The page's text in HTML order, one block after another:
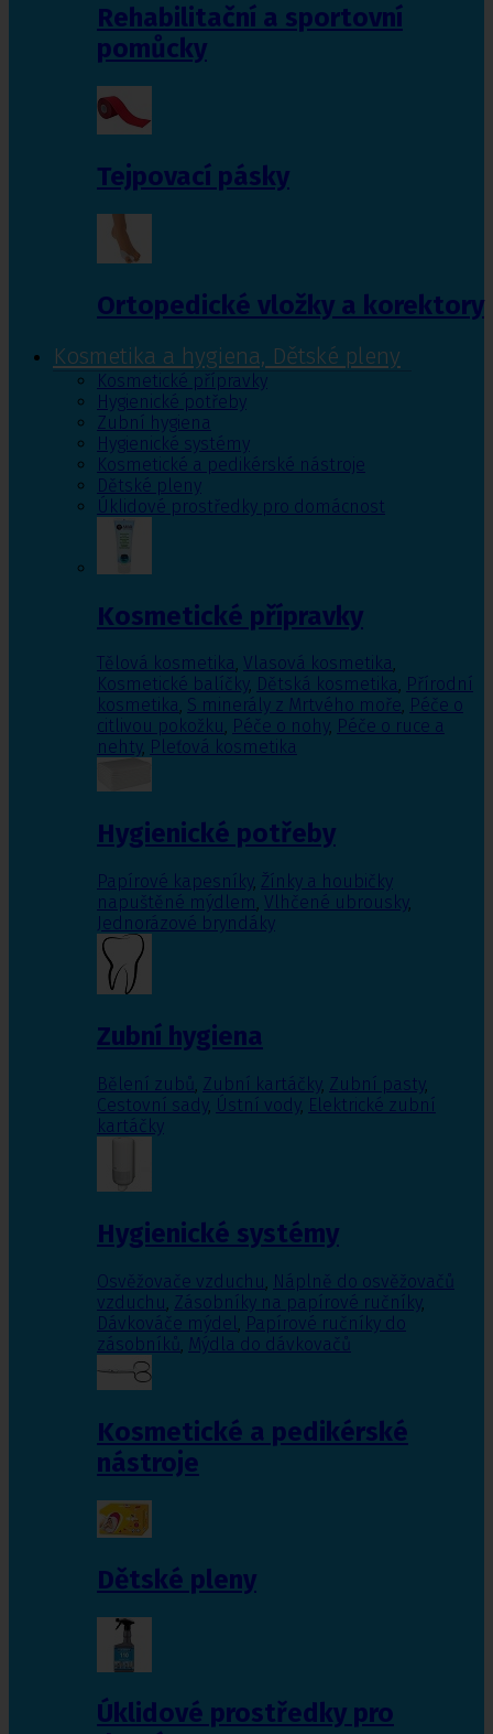
Rehabilitační a sportovní
pomůcky
Tejpovací pásky
Ortopedické vložky a korektory
Kosmetika a hygiena, Dětské pleny
Kosmetické přípravky
Hygienické potřeby
Zubní hygiena
Hygienické systémy
Kosmetické a pedikérské nástroje
Dětské pleny
Úklidové prostředky pro domácnost
Kosmetické přípravky
Tělová kosmetika, Vlasová kosmetika,
Kosmetické balíčky, Dětská kosmetika, Přírodní
kosmetika, S minerály z Mrtvého moře, Péče o
citlivou pokožku, Péče o nohy, Péče o ruce a
nehty, Pleťová kosmetika
Hygienické potřeby
Papírové kapesníky, Žínky a houbičky
napuštěné mýdlem, Vlhčené ubrousky,
Jednorázové bryndáky
Zubní hygiena
Bělení zubů, Zubní kartáčky, Zubní pasty,
Cestovní sady, Ústní vody, Elektrické zubní
kartáčky
Hygienické systémy
Osvěžovače vzduchu, Náplně do osvěžovačů
vzduchu, Zásobníky na papírové ručníky,
Dávkováče mýdel, Papírové ručníky do
zásobníků, Mýdla do dávkovačů
Kosmetické a pedikérské
nástroje
Dětské pleny
Úklidové prostředky pro